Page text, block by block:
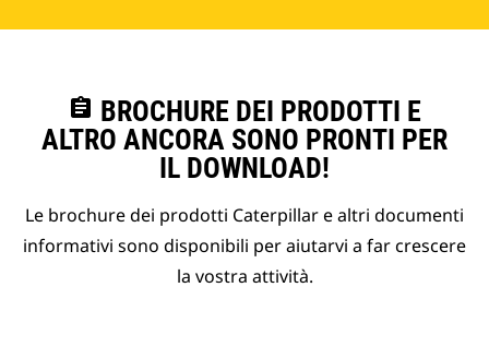
assignment BROCHURE DEI PRODOTTI E
ALTRO ANCORA SONO PRONTI PER
IL DOWNLOAD!
Le brochure dei prodotti Caterpillar e altri documenti
informativi sono disponibili per aiutarvi a far crescere
la vostra attività.